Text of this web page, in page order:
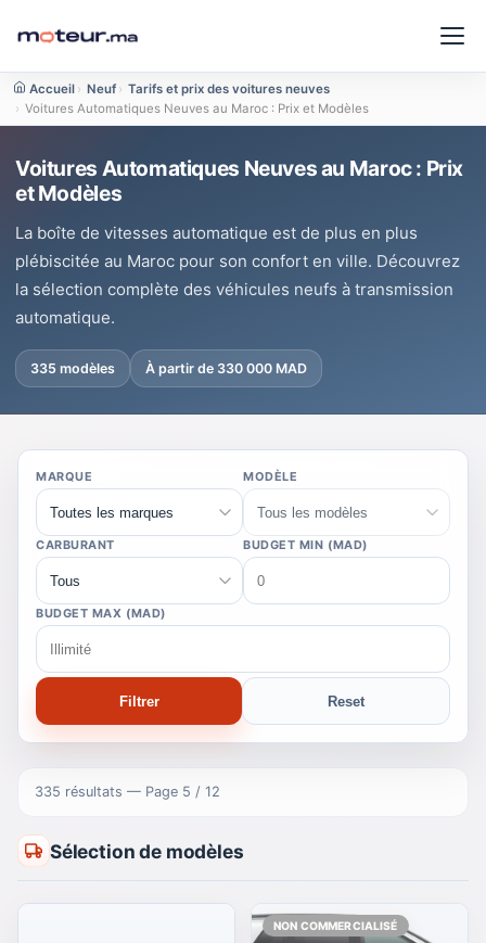
Accueil › Neuf › Tarifs et prix des voitures neuves
› Voitures Automatiques Neuves au Maroc : Prix et Modèles
Voitures Automatiques Neuves au Maroc : Prix
et Modèles
La boîte de vitesses automatique est de plus en plus
plébiscitée au Maroc pour son confort en ville. Découvrez
la sélection complète des véhicules neufs à transmission
automatique.
335 modèles À partir de 330 000 MAD
MARQUE MODÈLE
CARBURANT BUDGET MIN (MAD)
BUDGET MAX (MAD)
Filtrer Reset
335 résultats — Page 5 / 12
Sélection de modèles
NON COMMERCIALISÉ